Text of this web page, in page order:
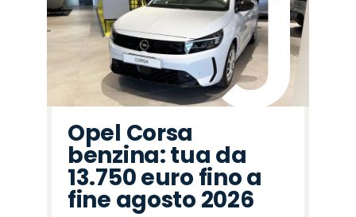
Opel Corsa
benzina: tua da
13.750 euro fino a
fine agosto 2026